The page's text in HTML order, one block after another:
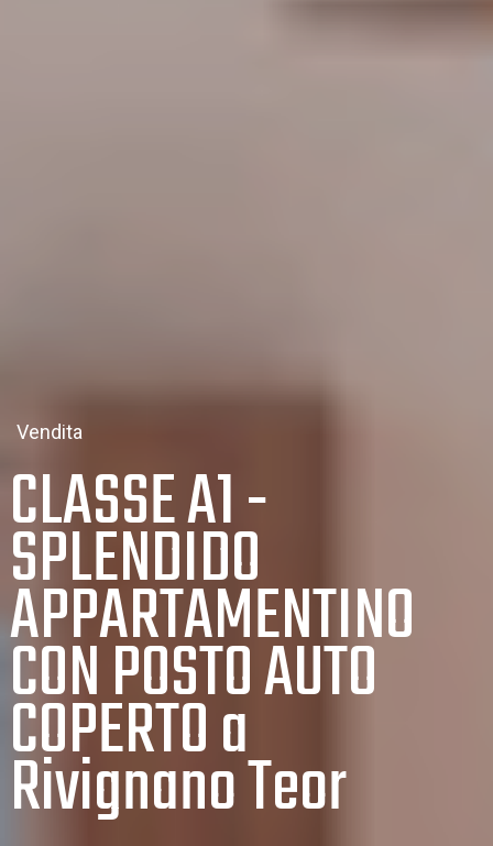
Vendita
CLASSE A1 -
SPLENDIDO
APPARTAMENTINO
CON POSTO AUTO
COPERTO a
Rivignano Teor